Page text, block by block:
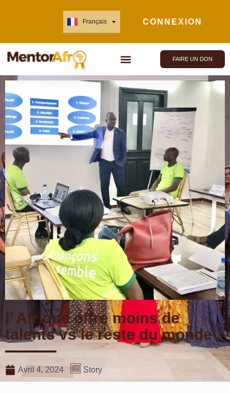
Français
English CONNEXION
FAIRE UN DON
l’ Afrique offre moins de
talents vs le reste du monde
Avril 4, 2024 Story